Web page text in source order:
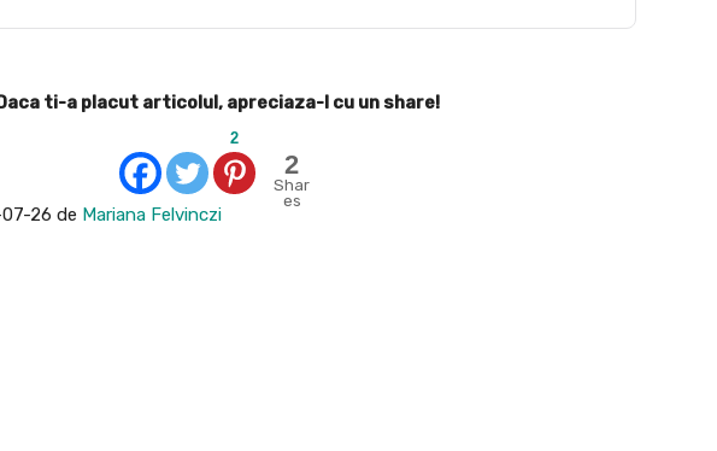
ti-a placut articolul, apreciaza-l cu un share!
2
2
Shar
es
26 de Mariana Felvinczi